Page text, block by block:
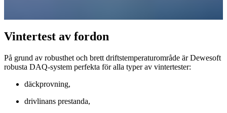
Vintertest av fordon
På grund av robusthet och brett driftstemperaturområde är Dewesoft
robusta DAQ-system perfekta för alla typer av vintertester:
däckprovning,
drivlinans prestanda,